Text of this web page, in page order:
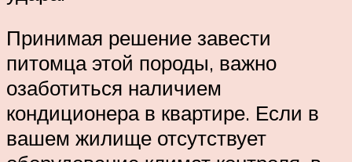
Принимая решение завести
питомца этой породы, важно
озаботиться наличием
кондиционера в квартире. Если в
вашем жилище отсутствует